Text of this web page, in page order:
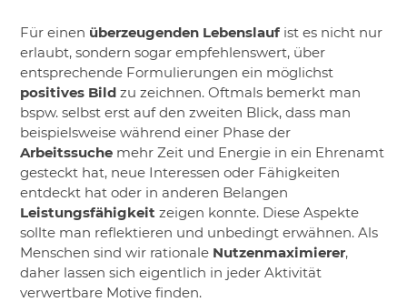
Für einen überzeugenden Lebenslauf ist es nicht nur
erlaubt, sondern sogar empfehlenswert, über
entsprechende Formulierungen ein möglichst
positives Bild zu zeichnen. Oftmals bemerkt man
bspw. selbst erst auf den zweiten Blick, dass man
beispielsweise während einer Phase der
Arbeitssuche mehr Zeit und Energie in ein Ehrenamt
gesteckt hat, neue Interessen oder Fähigkeiten
entdeckt hat oder in anderen Belangen
Leistungsfähigkeit zeigen konnte. Diese Aspekte
sollte man reflektieren und unbedingt erwähnen. Als
Menschen sind wir rationale Nutzenmaximierer,
daher lassen sich eigentlich in jeder Aktivität
verwertbare Motive finden.